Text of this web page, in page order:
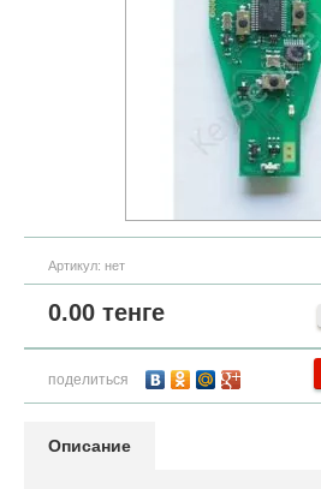
Артикул: нет
0.00 тенге
поделиться
Описание